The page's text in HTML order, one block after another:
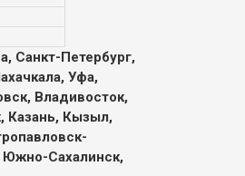
Санкт-Петербург,
Уфа,
Владивосток,
Казань, Кызыл,
Южно-Сахалинск,